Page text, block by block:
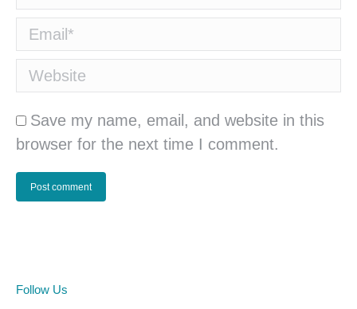
Email *
Website
Save my name, email, and website in this
browser for the next time I comment.
Post comment
Follow Us